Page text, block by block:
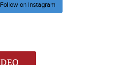
Follow on Instagram